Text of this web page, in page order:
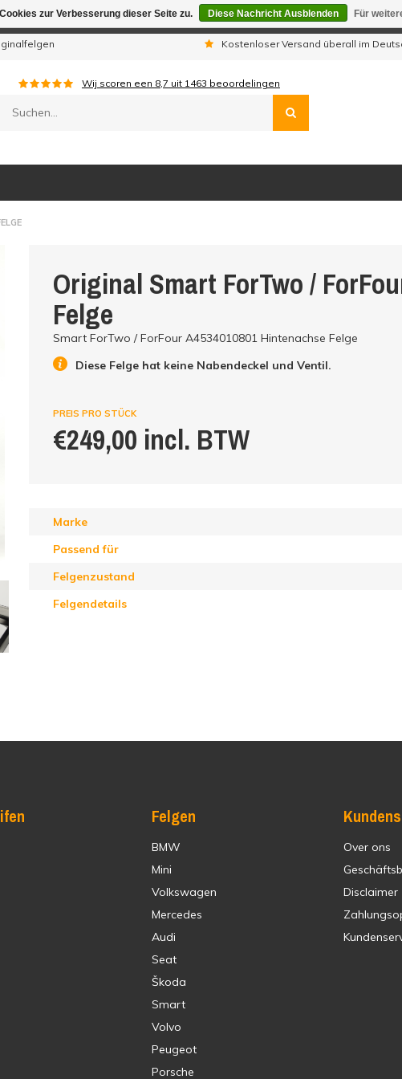
Kostenloser Versand überall im
Wij scoren een 8,7 uit 1463 beoordelingen
Original Smart ForTwo /
Felge
Smart ForTwo / ForFour A4534010801 Hintenachse Felge
Diese Felge hat keine Nabendeckel und Ventil.
PREIS PRO STÜCK
€249,00 incl. BTW
Marke
Passend für
Felgenzustand
Felgendetails
Felgen
BMW
Mini
Volkswagen
Mercedes
Audi
Seat
Škoda
Smart
Volvo
Peugeot
Porsche
Over ons
Disclaimer
zur Verbesserung dieser Seite zu. Diese Nachricht Ausblenden Für
sind wir telefonisch nicht erreichbar. Aufgegebene Bestellungen